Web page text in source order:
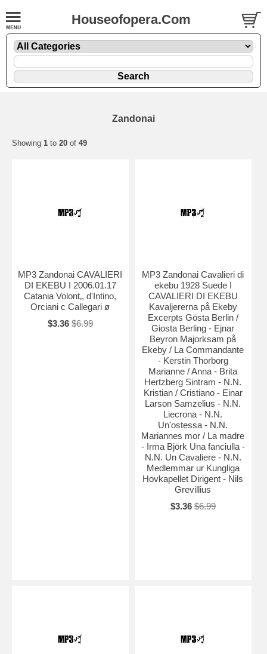
Houseofopera.Com
Zandonai
Showing 1 to 20 of 49
MP3 Zandonai CAVALIERI
DI EKEBU I 2006.01.17
Catania Volont‚, d'Intino,
Orciani c Callegari ø
$3.36 $6.99
MP3 Zandonai Cavalieri di
ekebu 1928 Suede I
CAVALIERI DI EKEBU
Kavaljererna på Ekeby
Excerpts Gösta Berlin /
Giosta Berling - Ejnar
Beyron Majorksam på
Ekeby / La Commandante
- Kerstin Thorborg
Marianne / Anna - Brita
Hertzberg Sintram - N.N.
Kristian / Cristiano - Einar
Larson Samzelius - N.N.
Liecrona - N.N.
Un'ostessa - N.N.
Mariannes mor / La madre
- Irma Björk Una fanciulla -
N.N. Un Cavaliere - N.N.
Medlemmar ur Kungliga
Hovkapellet Dirigent - Nils
Grevillius
$3.36 $6.99